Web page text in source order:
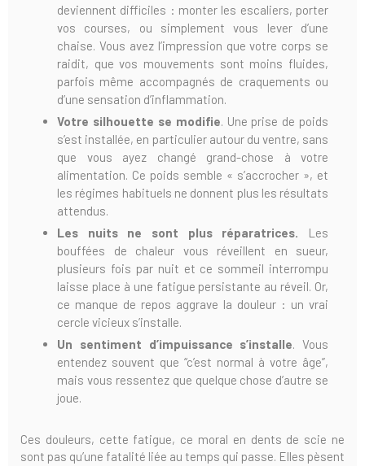
deviennent difficiles : monter les escaliers, porter
vos courses, ou simplement vous lever d’une
chaise. Vous avez l’impression que votre corps se
raidit, que vos mouvements sont moins fluides,
parfois même accompagnés de craquements ou
d’une sensation d’inflammation.
Votre silhouette se modifie. Une prise de poids
s’est installée, en particulier autour du ventre, sans
que vous ayez changé grand-chose à votre
alimentation. Ce poids semble « s’accrocher », et
les régimes habituels ne donnent plus les résultats
attendus.
Les nuits ne sont plus réparatrices. Les
bouffées de chaleur vous réveillent en sueur,
plusieurs fois par nuit et ce sommeil interrompu
laisse place à une fatigue persistante au réveil. Or,
ce manque de repos aggrave la douleur : un vrai
cercle vicieux s’installe.
Un sentiment d’impuissance s’installe. Vous
entendez souvent que “c’est normal à votre âge”,
mais vous ressentez que quelque chose d’autre se
joue.
Ces douleurs, cette fatigue, ce moral en dents de scie ne
sont pas qu’une fatalité liée au temps qui passe. Elles pèsent